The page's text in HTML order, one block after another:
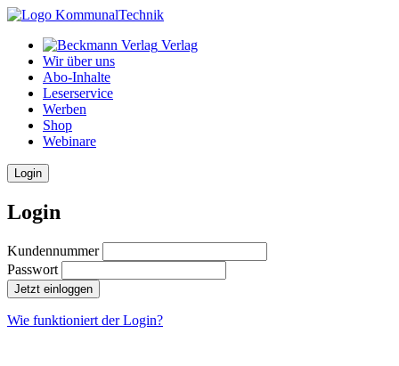
Verlag
Wir über uns
Abo-Inhalte
Leserservice
Werben
Shop
Webinare
Login
Login
Kundennummer
Passwort
Jetzt einloggen
Wie funktioniert der Login?